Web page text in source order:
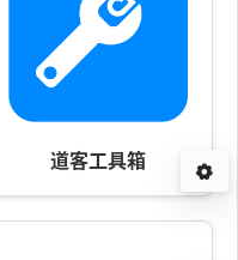
道客工具箱